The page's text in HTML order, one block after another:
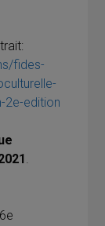
fides-
2e-edition
.